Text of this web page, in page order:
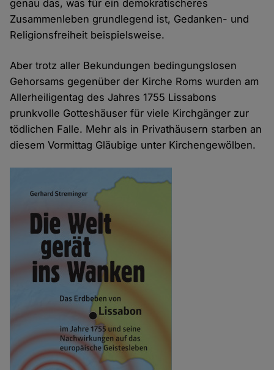
genau das, was für ein demokratischeres
Zusammenleben grundlegend ist, Gedanken- und
Religionsfreiheit beispielsweise.
Aber trotz aller Bekundungen bedingungslosen
Gehorsams gegenüber der Kirche Roms wurden am
Allerheiligentag des Jahres 1755 Lissabons
prunkvolle Gotteshäuser für viele Kirchgänger zur
tödlichen Falle. Mehr als in Privathäusern starben an
diesem Vormittag Gläubige unter Kirchengewölben.